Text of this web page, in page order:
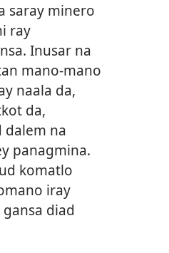
saray minero
ray
Inusar na
mano-mano
naala da,
da,
dalem na
panagmina.
komatlo
iray
diad